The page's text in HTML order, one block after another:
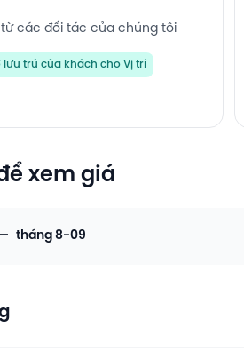
các đối tác của chúng tôi
lưu trú của khách cho Vị trí
xem giá
— tháng 8-09